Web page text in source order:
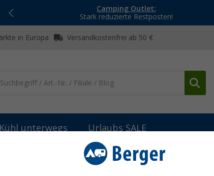
Camping Outlet:
Stark reduzierte Restposten!
in Europa Versandkostenfrei ab 50 €
Kühl unterwegs Urlaubs SALE
Grills & Kocher Sonstiges Grillzubehör
Primus Spider